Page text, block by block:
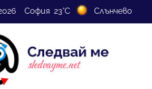
София 23°C Слънчево